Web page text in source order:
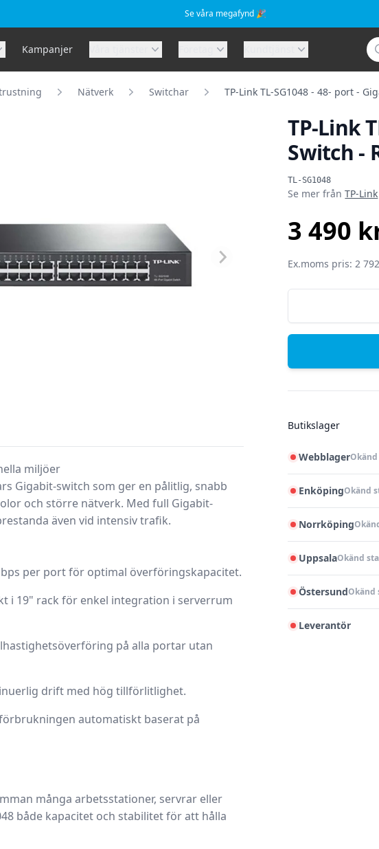
Se våra megafynd 🎉
Kampanjer
Nätverk Switchar TP-Link TL-SG1048 - 48- port -
TP-Link
Switch -
TL-SG1048
Se mer frånTP-Link
3 490
Ex.moms pris: 2
Butikslager
Webblager
EnköpingOkänd
Norrköping
UppsalaOkänd
ÖstersundOkänd
Leverantör
miljöer
Gigabit-switch som ger en pålitlig, snabb
och större nätverk. Med full Gigabit-
även vid intensiv trafik.
per port för optimal överföringskapacitet.
i 19" rack för enkel integration i serverrum
på alla portar utan
drift med hög tillförlitlighet.
automatiskt baserat på
många arbetsstationer, servrar eller
både kapacitet och stabilitet för att hålla